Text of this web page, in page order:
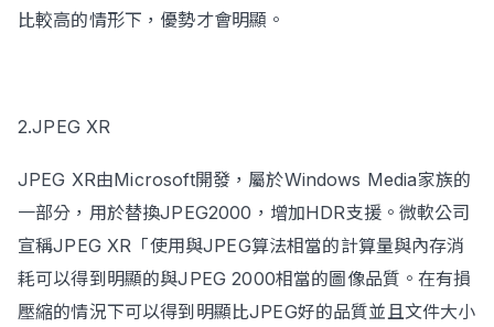
比較高的情形下，優勢才會明顯。
2.JPEG XR
JPEG XR由Microsoft開發，屬於Windows Media家族的
一部分，用於替換JPEG2000，增加HDR支援。微軟公司
宣稱JPEG XR「使用與JPEG算法相當的計算量與內存消
耗可以得到明顯的與JPEG 2000相當的圖像品質。在有損
壓縮的情況下可以得到明顯比JPEG好的品質並且文件大小